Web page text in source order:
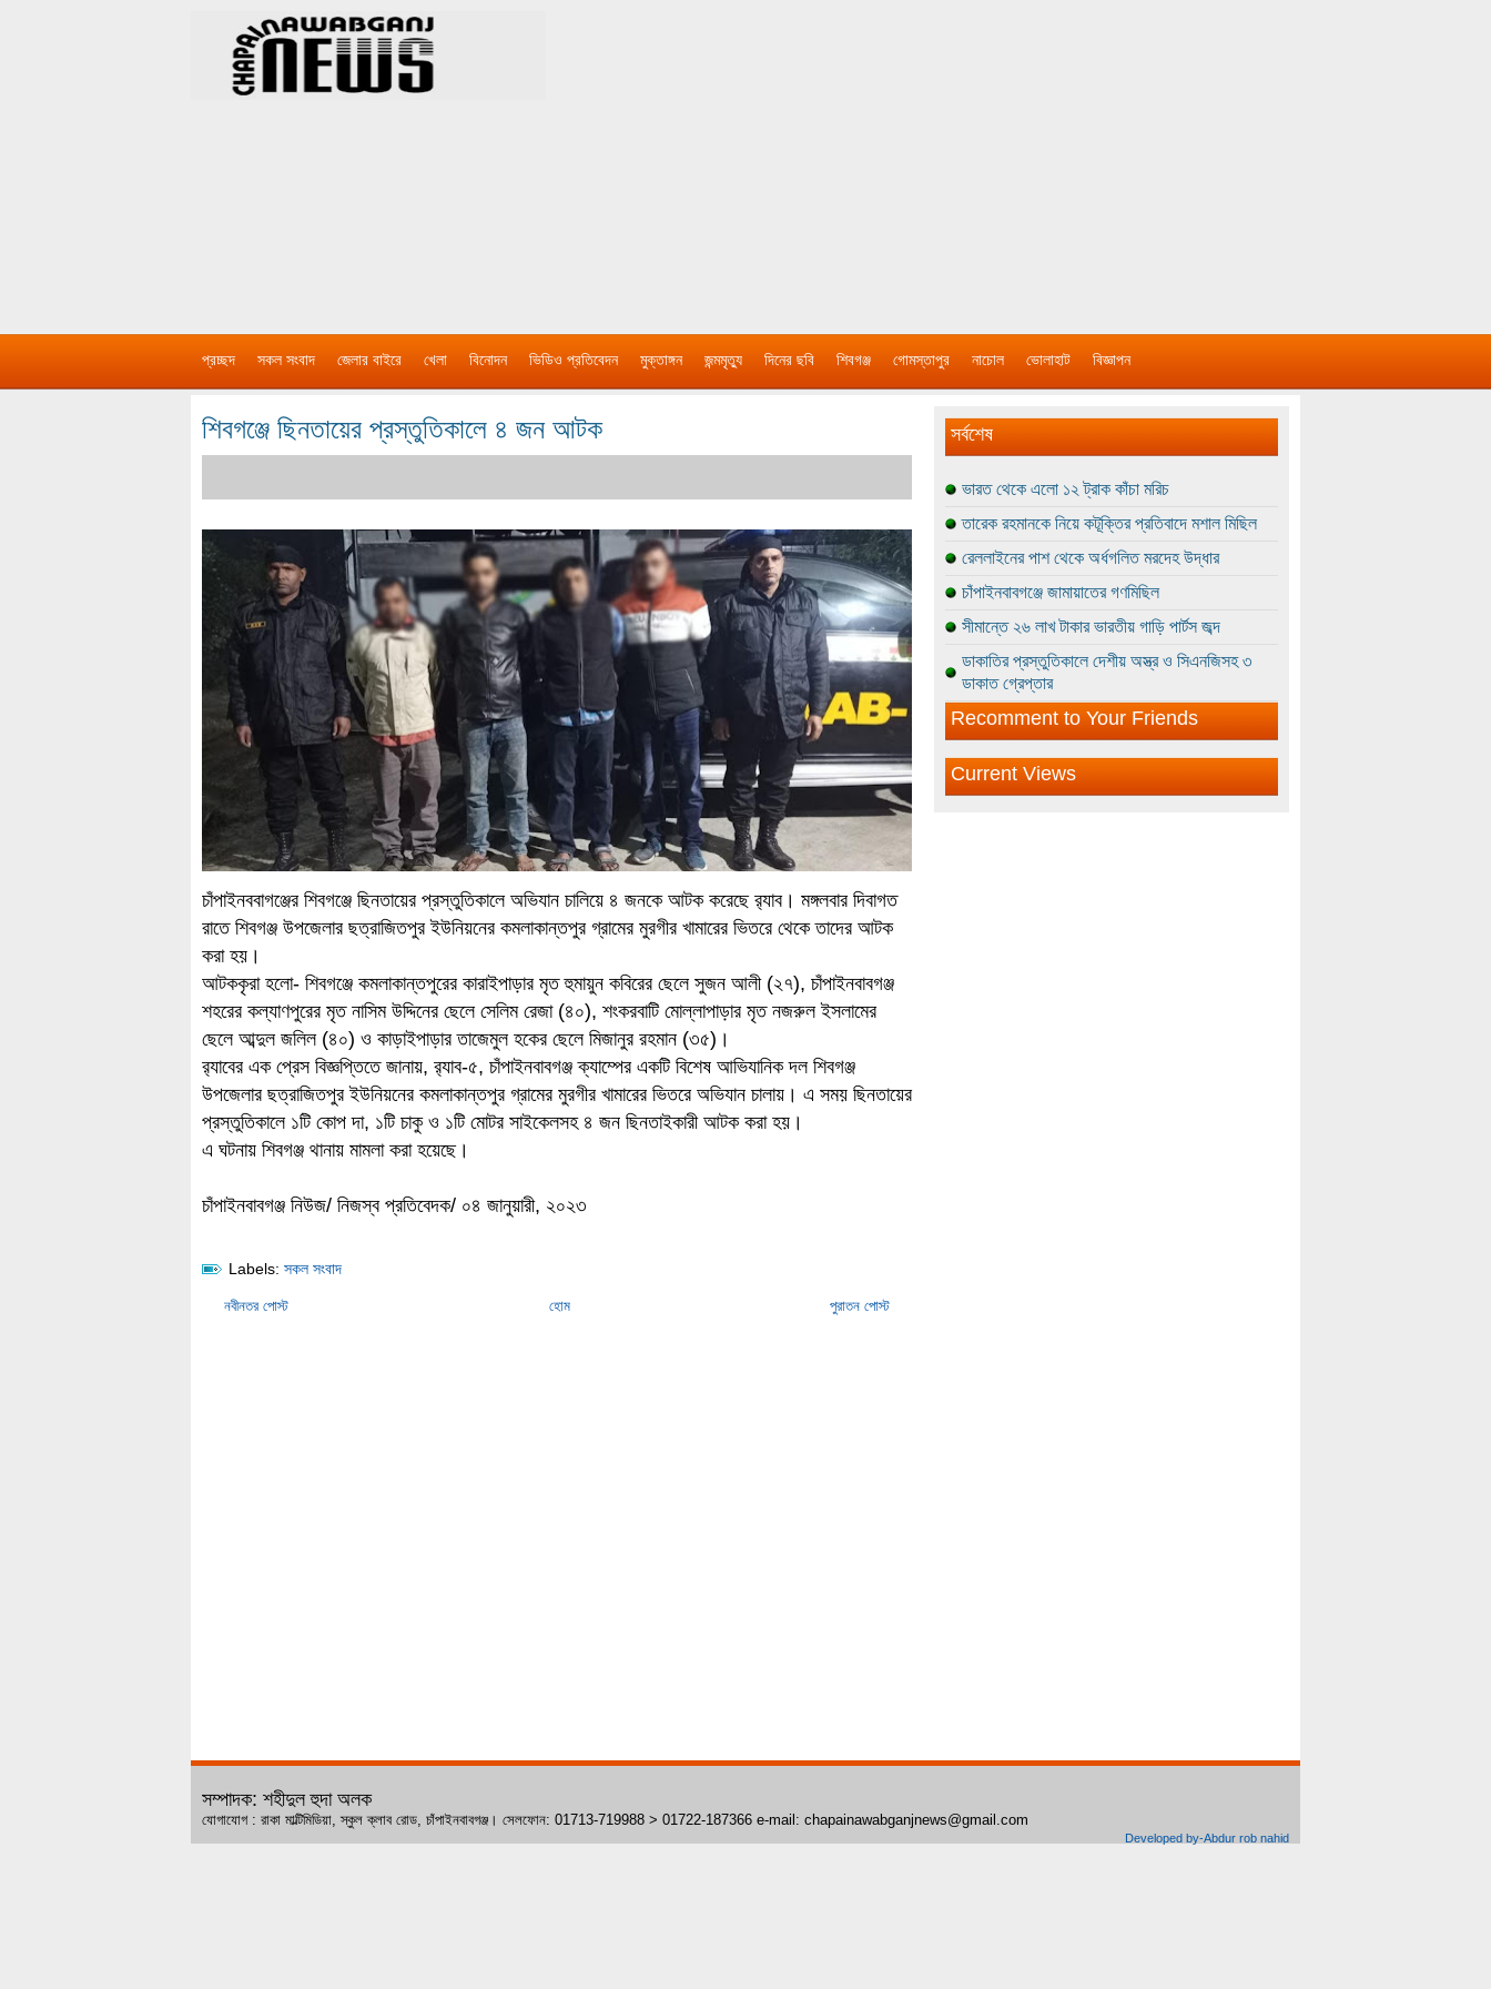
প্রচ্ছদ সকল সংবাদ জেলার বাইরে খেলা বিনোদন ভিডিও প্রতিবেদন মুক্তাঙ্গন জন্মমৃত্যু দিনের ছবি শিবগঞ্জ গোমস্তাপুর নাচোল ভোলাহাট বিজ্ঞাপন
শিবগঞ্জে ছিনতায়ের প্রস্তুতিকালে ৪ জন আটক
চাঁপাইনববাগঞ্জের শিবগঞ্জে ছিনতায়ের প্রস্তুতিকালে অভিযান চালিয়ে ৪ জনকে আটক করেছে র‌্যাব। মঙ্গলবার দিবাগত
রাতে শিবগঞ্জ উপজেলার ছত্রাজিতপুর ইউনিয়নের কমলাকান্তপুর গ্রামের মুরগীর খামারের ভিতরে থেকে তাদের আটক
করা হয়।
আটককৃরা হলো- শিবগঞ্জে কমলাকান্তপুরের কারাইপাড়ার মৃত হুমায়ুন কবিরের ছেলে সুজন আলী (২৭), চাঁপাইনবাবগঞ্জ
শহরের কল্যাণপুরের মৃত নাসিম উদ্দিনের ছেলে সেলিম রেজা (৪০), শংকরবাটি মোল্লাপাড়ার মৃত নজরুল ইসলামের
ছেলে আব্দুল জলিল (৪০) ও কাড়াইপাড়ার তাজেমুল হকের ছেলে মিজানুর রহমান (৩৫)।
র‌্যাবের এক প্রেস বিজ্ঞপ্তিতে জানায়, র‌্যাব-৫, চাঁপাইনবাবগঞ্জ ক্যাম্পের একটি বিশেষ আভিযানিক দল শিবগঞ্জ
উপজেলার ছত্রাজিতপুর ইউনিয়নের কমলাকান্তপুর গ্রামের মুরগীর খামারের ভিতরে অভিযান চালায়। এ সময় ছিনতায়ের
প্রস্তুতিকালে ১টি কোপ দা, ১টি চাকু ও ১টি মোটর সাইকেলসহ ৪ জন ছিনতাইকারী আটক করা হয়।
এ ঘটনায় শিবগঞ্জ থানায় মামলা করা হয়েছে।
চাঁপাইনবাবগঞ্জ নিউজ/ নিজস্ব প্রতিবেদক/ ০৪ জানুয়ারী, ২০২৩
Labels: সকল সংবাদ
নবীনতর পোস্ট পুরাতন পোস্ট
হোম
সর্বশেষ
ভারত থেকে এলো ১২ ট্রাক কাঁচা মরিচ
তারেক রহমানকে নিয়ে কটূক্তির প্রতিবাদে মশাল মিছিল
রেললাইনের পাশ থেকে অর্ধগলিত মরদেহ উদ্ধার
চাঁপাইনবাবগঞ্জে জামায়াতের গণমিছিল
সীমান্তে ২৬ লাখ টাকার ভারতীয় গাড়ি পার্টস জব্দ
ডাকাতির প্রস্তুতিকালে দেশীয় অস্ত্র ও সিএনজিসহ ৩
ডাকাত গ্রেপ্তার
Recomment to Your Friends
Current Views
সম্পাদক: শহীদুল হুদা অলক
যোগাযোগ : রাকা মাল্টিমিডিয়া, স্কুল ক্লাব রোড, চাঁপাইনবাবগঞ্জ। সেলফোন: 01713-719988 > 01722-187366 e-mail: chapainawabganjnews@gmail.com
Developed by-Abdur rob nahid